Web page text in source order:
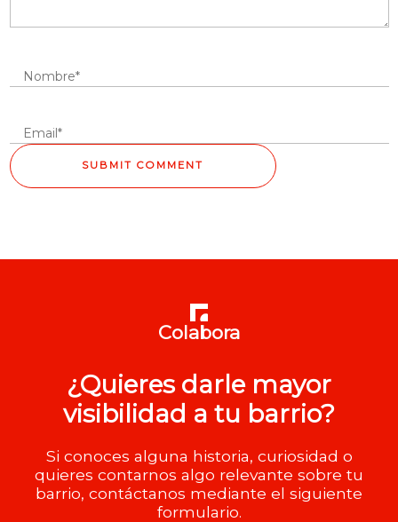
Colabora
¿Quieres darle mayor
visibilidad a tu barrio?
Si conoces alguna historia, curiosidad o
quieres contarnos algo relevante sobre tu
barrio, contáctanos mediante el siguiente
formulario.